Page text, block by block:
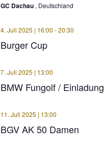
GC Dachau , Deutschland
Burger Cup
4. Juli 2025 | 16:00 -20:30
BMW Fungolf / Einladung
7. Juli 2025 | 13:00
BGV AK 50 Damen
11. Juli 2025 | 13:00